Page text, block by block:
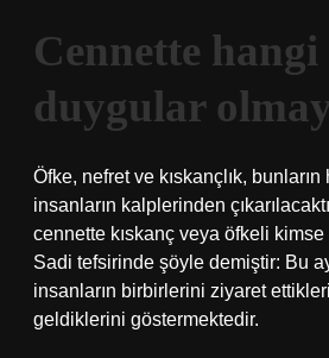
Cennette hangi
duygular
Öfke, nefret ve kıskançlık,
insanların kalplerinden
cennette kıskanç veya öfkeli kimse
Sadi tefsirinde şöyle demiştir: Bu
insanların birbirlerini ziyaret
geldiklerini göstermektedir.